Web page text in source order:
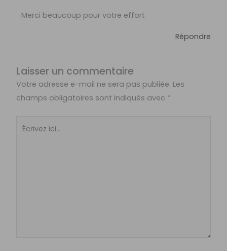
Merci beaucoup pour votre effort
Répondre
Laisser un commentaire
Votre adresse e-mail ne sera pas publiée. Les
champs obligatoires sont indiqués avec *
Écrivez